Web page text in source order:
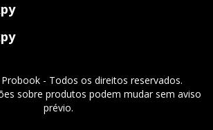
- Todos os direitos reservados.
sobre produtos podem mudar sem aviso
prévio.